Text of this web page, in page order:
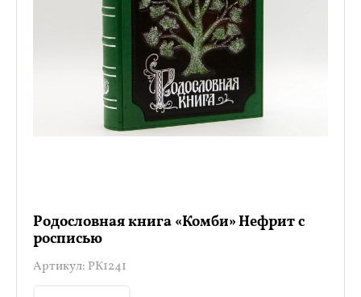
Родословная книга «Комби» Нефрит с
росписью
Артикул: РК1241